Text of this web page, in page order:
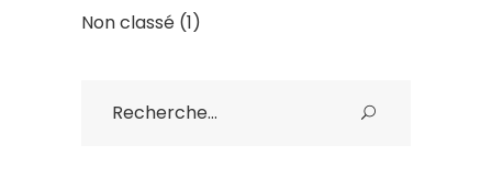
Non classé (1)